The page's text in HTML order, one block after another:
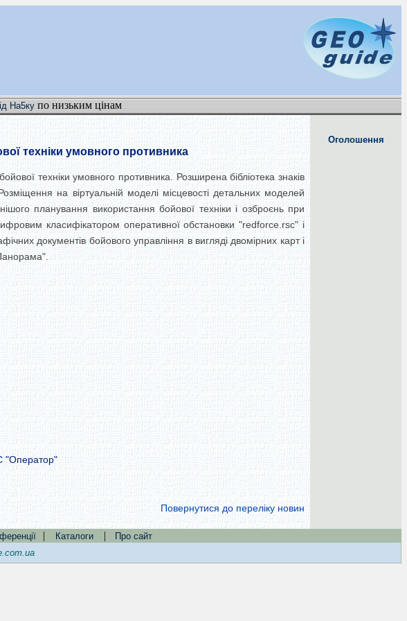
На5ку по низьким цінам
техніки умовного противника
техніки умовного противника. Розширена бібліотека знаків
на віртуальній моделі місцевості детальних моделей
планування використання бойової техніки і озброєнь при
класифікатором оперативної обстановки "redforce.rsc" і
документів бойового управління в вигляді двомірних карт і
"Оператор"
Повернутися до переліку новин
Оголошення
| Каталоги |
Про сайт